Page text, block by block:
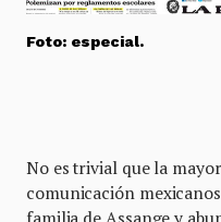
Foto: especial.
No es trivial que la
comunicación